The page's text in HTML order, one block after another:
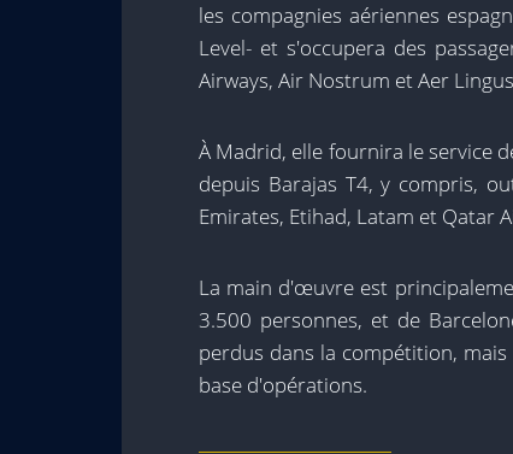
les compagnies aériennes
Level- et s'occupera des
Airways, Air Nostrum et Aer
À Madrid, elle fournira le service
depuis Barajas T4, y compris,
Emirates, Etihad, Latam et Qatar
La main d'œuvre est
3.500 personnes, et de
perdus dans la compétition, mais
base d'opérations.